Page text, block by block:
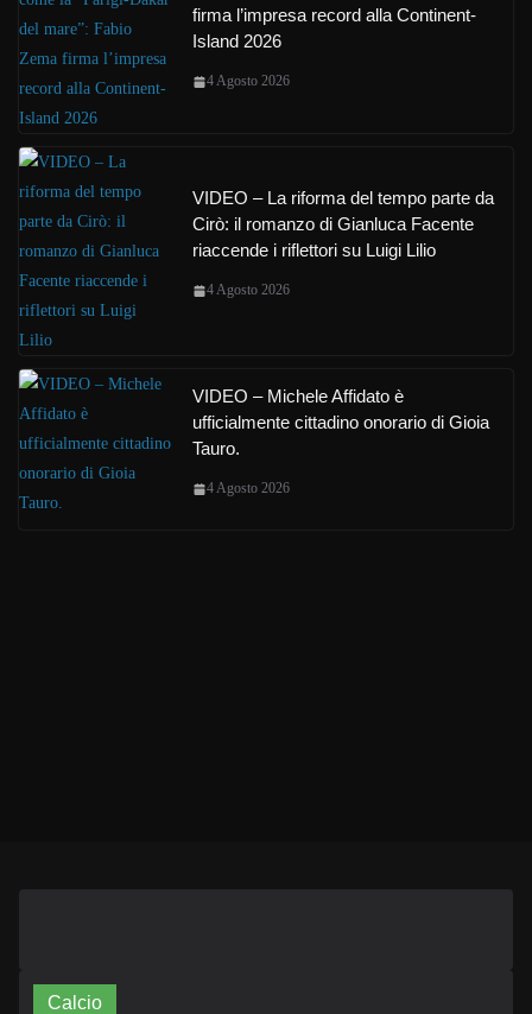
firma l’impresa record alla Continent-
Island 2026
4 Agosto 2026
VIDEO – La riforma del tempo parte da
Cirò: il romanzo di Gianluca Facente
riaccende i riflettori su Luigi Lilio
4 Agosto 2026
VIDEO – Michele Affidato è
ufficialmente cittadino onorario di Gioia
Tauro.
4 Agosto 2026
Calcio